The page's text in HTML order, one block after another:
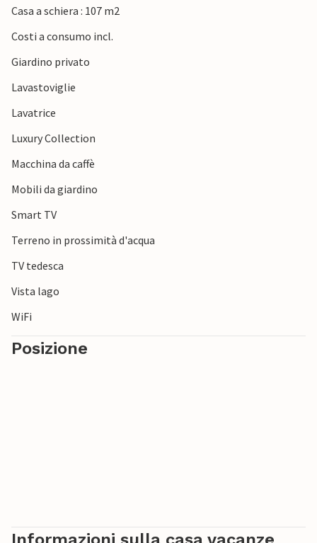
Casa a schiera : 107 m2
Costi a consumo incl.
Giardino privato
Lavastoviglie
Lavatrice
Luxury Collection
Macchina da caffè
Mobili da giardino
Smart TV
Terreno in prossimità d'acqua
TV tedesca
Vista lago
WiFi
Posizione